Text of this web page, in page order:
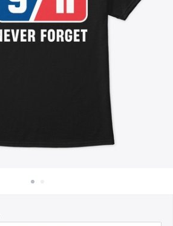
en todas partes
Crewneck Sweatshirt
Tee
Sleeve Tee